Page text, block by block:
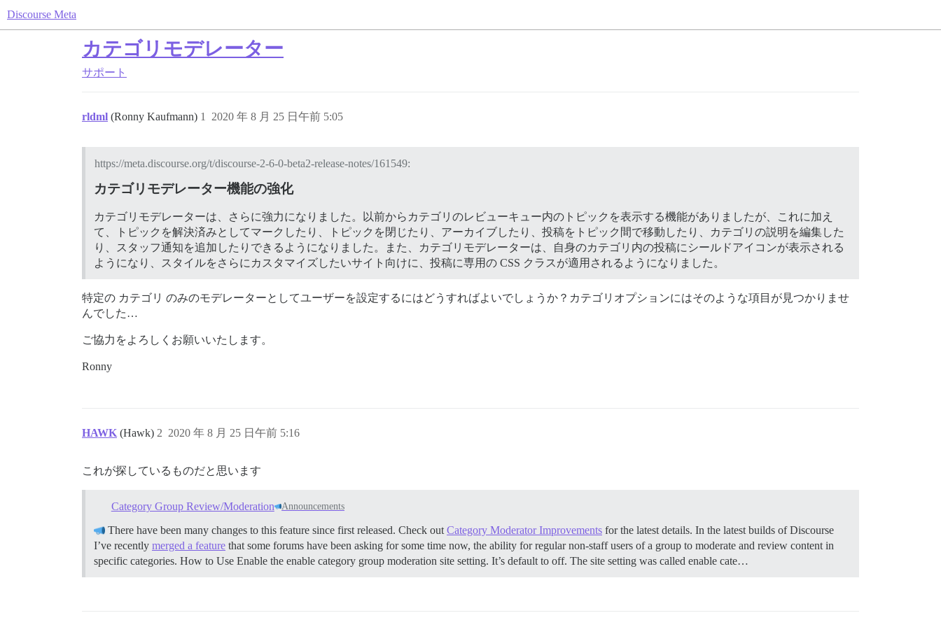
Discourse Meta
カテゴリモデレーター
サポート
rldml (Ronny Kaufmann) 2020 年 8 月 25 日午前 5:05
1
https://meta.discourse.org/t/discourse-2-6-0-beta2-release-notes/161549:
カテゴリモデレーター機能の強化
カテゴリモデレーターは、さらに強力になりました。以前からカテゴリのレビューキュー内のトピックを表示する機能がありましたが、これに加え
て、トピックを解決済みとしてマークしたり、トピックを閉じたり、アーカイブしたり、投稿をトピック間で移動したり、カテゴリの説明を編集した
り、スタッフ通知を追加したりできるようになりました。また、カテゴリモデレーターは、自身のカテゴリ内の投稿にシールドアイコンが表示される
ようになり、スタイルをさらにカスタマイズしたいサイト向けに、投稿に専用の CSS クラスが適用されるようになりました。
特定の カテゴリ のみのモデレーターとしてユーザーを設定するにはどうすればよいでしょうか？カテゴリオプションにはそのような項目が見つかりませ
んでした…
ご協力をよろしくお願いいたします。
Ronny
HAWK (Hawk) 2020 年 8 月 25 日午前 5:16
2
これが探しているものだと思います
Category Group Review/Moderation Announcements
There have been many changes to this feature since first released. Check out Category Moderator Improvements for the latest details. In the latest builds of Discourse
I’ve recently merged a feature that some forums have been asking for some time now, the ability for regular non-staff users of a group to moderate and review content in
specific categories. How to Use Enable the enable category group moderation site setting. It’s default to off. The site setting was called enable cate…